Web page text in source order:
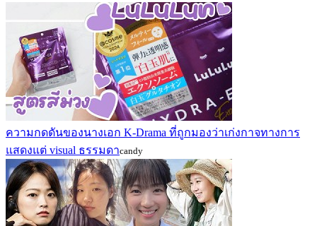
ความกดดันของนางเอก K-Drama ที่ถูกมองว่าเก่งกาจทางการ
แสดงแต่ visual ธรรมดาcandy